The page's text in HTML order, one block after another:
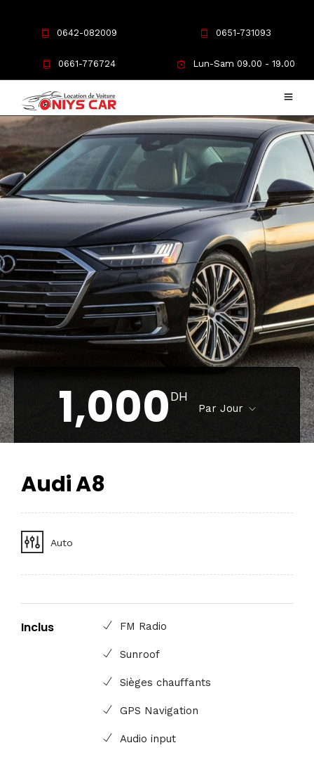
0642-082009 0651-731093
0661-776724 Lun-Sam 09.00 - 19.00
1,000DH
Par Jour
Audi A8
Auto
Inclus FM Radio
Sunroof
Sièges chauffants
GPS Navigation
Audio input